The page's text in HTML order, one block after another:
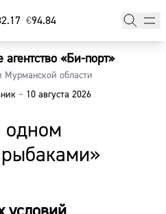
€⁠94.84
«Би-порт»
области
– 10 августа 2026